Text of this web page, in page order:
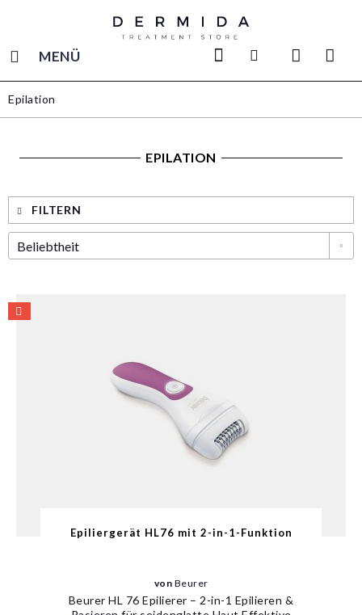
MENÜ
Epilation
EPILATION
FILTERN
Epiliergerät HL76 mit 2-in-1-Funktion
von Beurer
Beurer HL 76 Epilierer – 2-in-1 Epilieren &